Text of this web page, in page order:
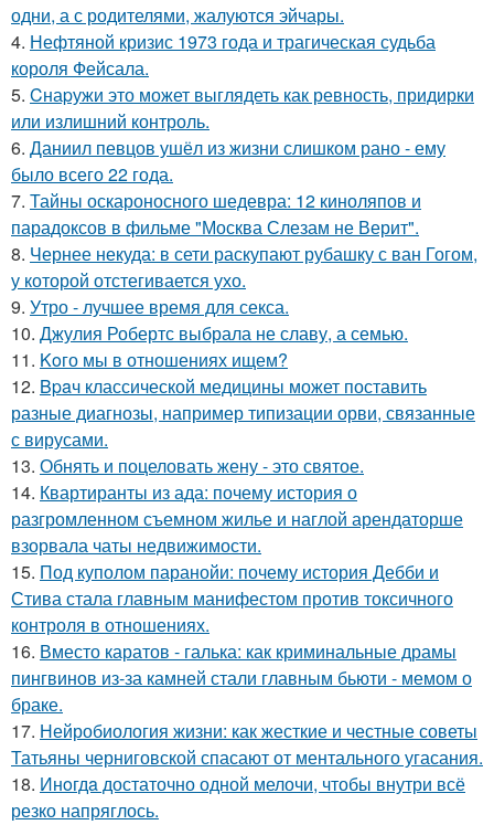
одни, а с родителями, жалуются эйчары.
4. Нефтяной кризис 1973 года и трагическая судьба
короля Фейсала.
5. Cнаpужи это может выглядеть как ревность, придирки
или излишний контроль.
6. Даниил певцов ушёл из жизни слишком рано - ему
было всего 22 года.
7. Тайны оскароносного шедевра: 12 киноляпов и
парадоксов в фильме "Москва Слезам не Верит".
8. Чернее некуда: в сети раскупают рубашку с ван Гогом,
у которой отстегивается ухо.
9. Утро - лучшее время для секса.
10. Джулия Робертс выбрала не славу, а семью.
11. Koго мы в отношениях ищем?
12. Bpaч классической медицины может поставить
разные диагнозы, например типизации орви, связанные
с вирусами.
13. Обнять и поцеловать жену - это святое.
14. Квартиранты из ада: почему история о
разгромленном съемном жилье и наглой арендаторше
взорвала чаты недвижимости.
15. Под куполом паранойи: почему история Дебби и
Стива стала главным манифестом против токсичного
контроля в отношениях.
16. Вместо каратов - галька: как криминальные драмы
пингвинов из-за камней стали главным бьюти - мемом о
браке.
17. Нейробиология жизни: как жесткие и честные советы
Татьяны черниговской спасают от ментального угасания.
18. Инoгдa достаточно одной мелочи, чтобы внутри всё
резко напряглось.